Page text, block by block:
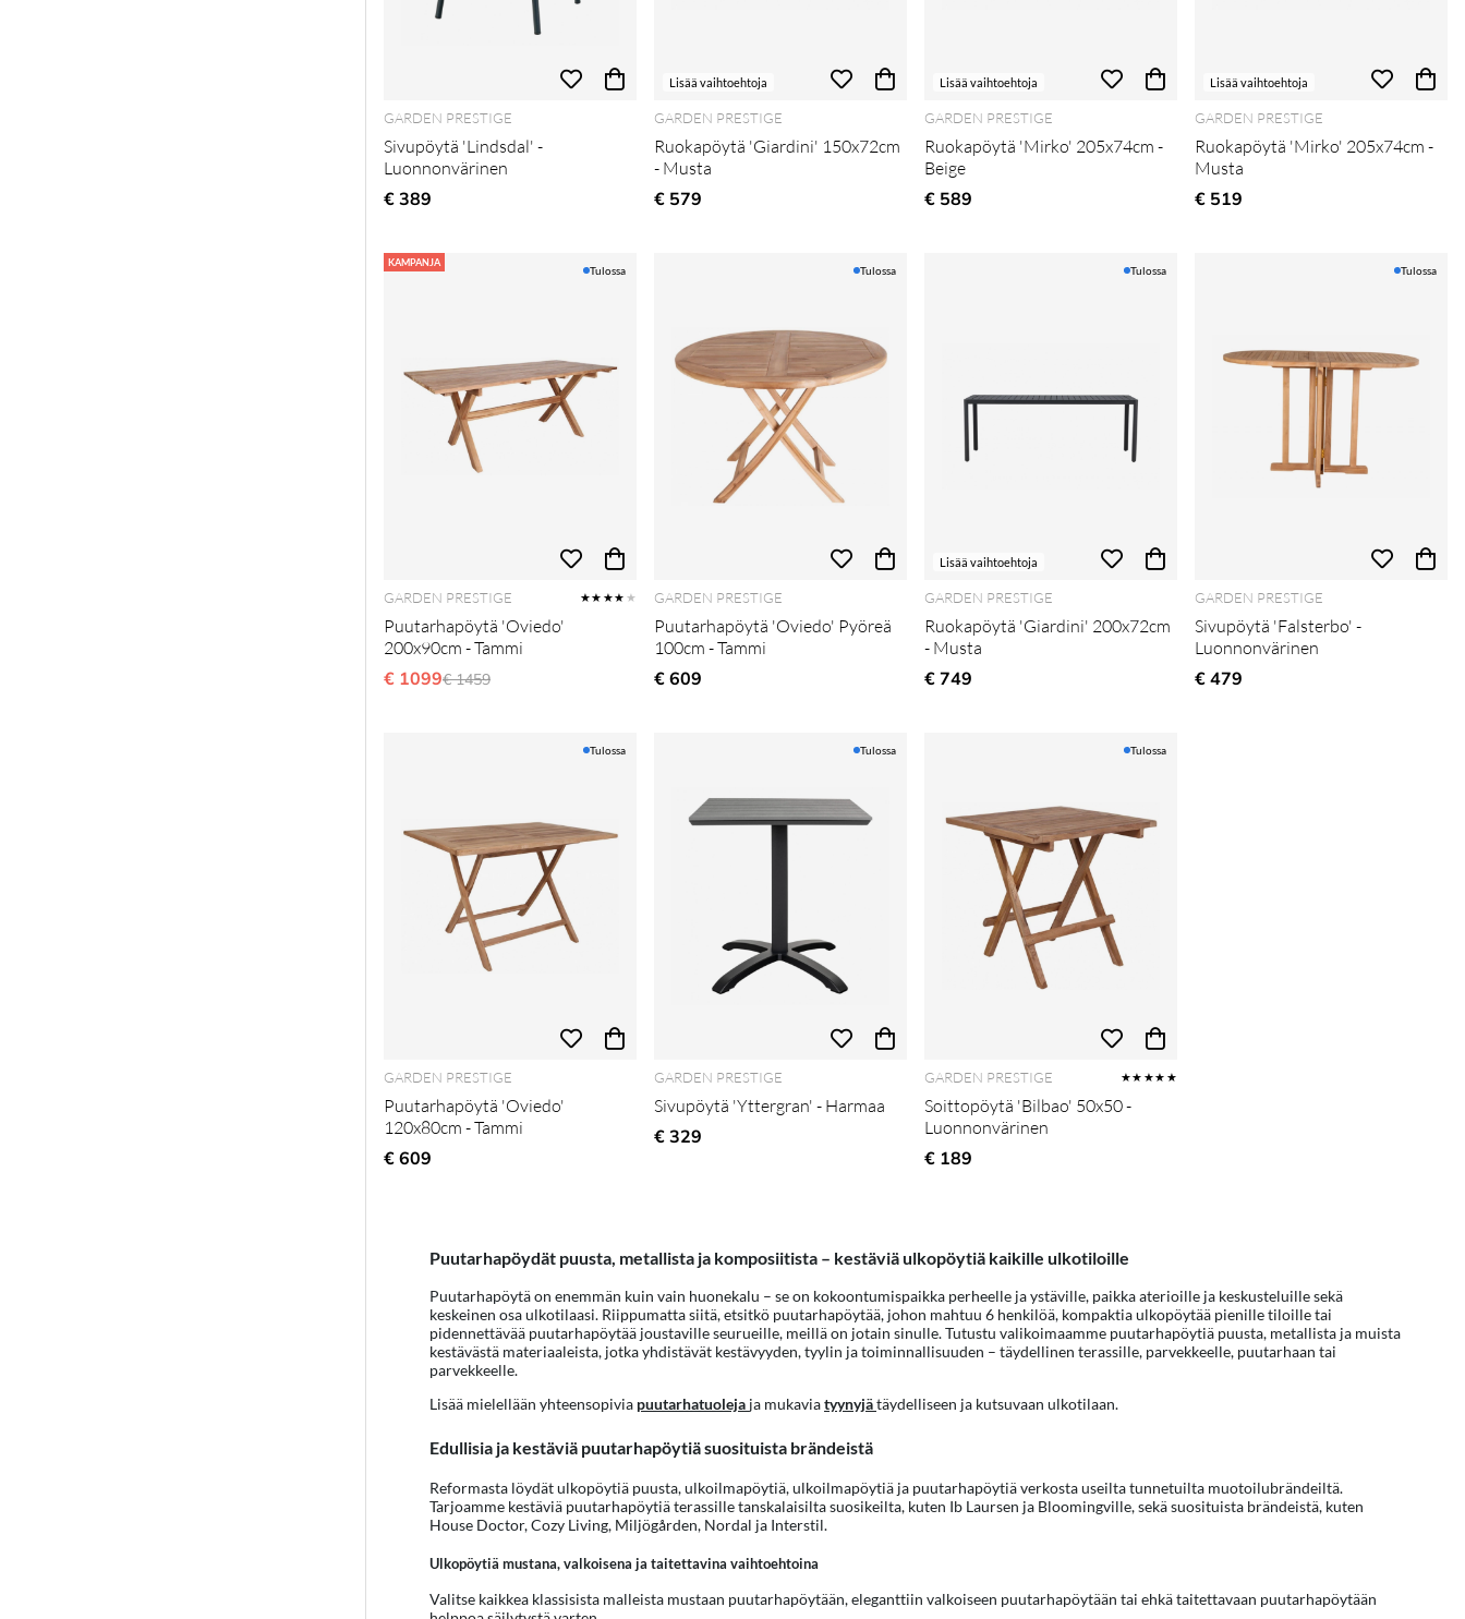
GARDEN PRESTIGE
Sivupöytä 'Lindsdal' -
Luonnonvärinen
€ 389
Lisää vaihtoehtoja
GARDEN PRESTIGE
Ruokapöytä 'Giardini' 150x72cm
- Musta
€ 579
Lisää vaihtoehtoja
GARDEN PRESTIGE
Ruokapöytä 'Mirko' 205x74cm -
Beige
€ 589
Lisää vaihtoehtoja
GARDEN PRESTIGE
Ruokapöytä 'Mirko' 205x74cm -
Musta
€ 519
KAMPANJA
Tulossa
GARDEN PRESTIGE ★★★★ ★
Puutarhapöytä 'Oviedo'
200x90cm - Tammi
€ 1099Normaali hinta
€ 1459
Tulossa
GARDEN PRESTIGE
Puutarhapöytä 'Oviedo' Pyöreä
100cm - Tammi
€ 609
Lisää vaihtoehtoja
Tulossa
GARDEN PRESTIGE
Ruokapöytä 'Giardini' 200x72cm
- Musta
€ 749
Tulossa
GARDEN PRESTIGE
Sivupöytä 'Falsterbo' -
Luonnonvärinen
€ 479
Tulossa
GARDEN PRESTIGE
Puutarhapöytä 'Oviedo'
120x80cm - Tammi
€ 609
Tulossa
GARDEN PRESTIGE
Sivupöytä 'Yttergran' - Harmaa
€ 329
Tulossa
GARDEN PRESTIGE ★★★★★
Soittopöytä 'Bilbao' 50x50 -
Luonnonvärinen
€ 189
Puutarhapöydät puusta, metallista ja komposiitista – kestäviä ulkopöytiä kaikille ulkotiloille
Puutarhapöytä on enemmän kuin vain huonekalu – se on kokoontumispaikka perheelle ja ystäville, paikka aterioille ja keskusteluille sekä
keskeinen osa ulkotilaasi. Riippumatta siitä, etsitkö puutarhapöytää, johon mahtuu 6 henkilöä, kompaktia ulkopöytää pienille tiloille tai
pidennettävää puutarhapöytää joustaville seurueille, meillä on jotain sinulle. Tutustu valikoimaamme puutarhapöytiä puusta, metallista ja muista
kestävästä materiaaleista, jotka yhdistävät kestävyyden, tyylin ja toiminnallisuuden – täydellinen terassille, parvekkeelle, puutarhaan tai
parvekkeelle.
Lisää mielellään yhteensopivia puutarhatuoleja ja mukaviatyynyjätäydelliseen ja kutsuvaan ulkotilaan.
Edullisia ja kestäviä puutarhapöytiä suosituista brändeistä
Reformasta löydät ulkopöytiä puusta, ulkoilmapöytiä, ulkoilmapöytiä ja puutarhapöytiä verkosta useilta tunnetuilta muotoilubrändeiltä.
Tarjoamme kestäviä puutarhapöytiä terassille tanskalaisilta suosikeilta, kuten Ib Laursen ja Bloomingville, sekä suosituista brändeistä, kuten
House Doctor, Cozy Living, Miljögården, Nordal ja Interstil.
Ulkopöytiä mustana, valkoisena ja taitettavina vaihtoehtoina
Valitse kaikkea klassisista malleista mustaan puutarhapöytään, eleganttiin valkoiseen puutarhapöytään tai ehkä taitettavaan puutarhapöytään